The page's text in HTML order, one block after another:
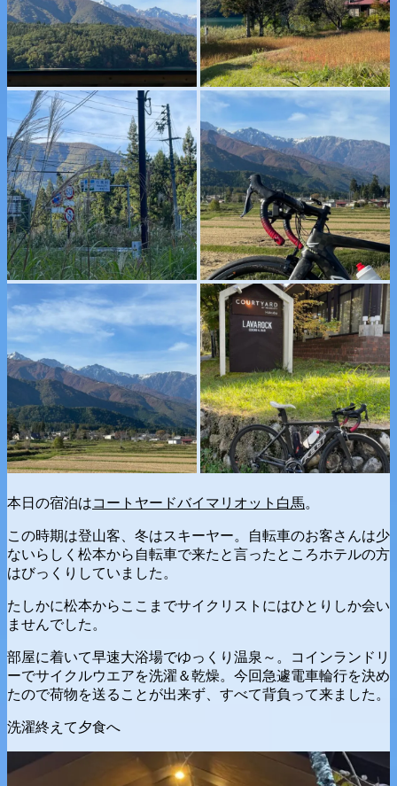
本日の宿泊はコートヤードバイマリオット白馬。
この時期は登山客、冬はスキーヤー。自転車のお客さんは少
ないらしく松本から自転車で来たと言ったところホテルの方
はびっくりしていました。
たしかに松本からここまでサイクリストにはひとりしか会い
ませんでした。
部屋に着いて早速大浴場でゆっくり温泉～。コインランドリ
ーでサイクルウエアを洗濯＆乾燥。今回急遽電車輪行を決め
たので荷物を送ることが出来ず、すべて背負って来ました。
洗濯終えて夕食へ